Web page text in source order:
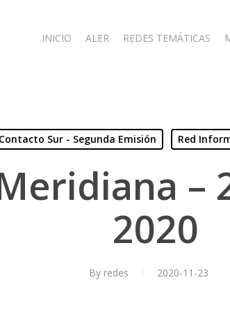
INICIO ALER REDES TEMÁTICAS
Contacto Sur - Segunda Emisión Red
–
2020
By redes 2020-11-23